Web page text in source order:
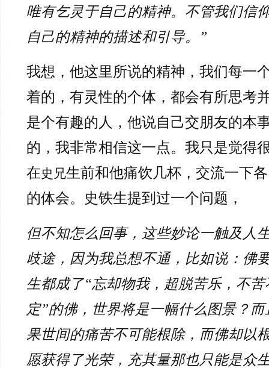
唯有乞灵于自己的精神。不管我们信
自己的精神的描述和引导。”
我想，他这里所说的精神，我们每一
着的，有灵性的个体，都会有所思考
是个有趣的人，他说自己交朋友的本
的，我非常相信这一点。我只是觉得
在史兄生前和他痛饮几杯，交流一下
的体会。史铁生提到过一个问题，
但不知怎么回事，这些妙论一触及人
歧途，因为我总想不通，比如说：佛
生都成了“忘却物我，超脱苦乐，不
定”的佛，世界将是一幅什么图景？
果世间的痛苦不可能根除，而佛却以
愿获得了光荣，充其量那也只能是众